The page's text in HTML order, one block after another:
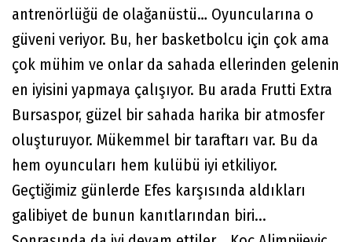
antrenörlüğü de olağanüstü… Oyuncularına o
güveni veriyor. Bu, her basketbolcu için çok ama
çok mühim ve onlar da sahada ellerinden gelenin
en iyisini yapmaya çalışıyor. Bu arada Frutti Extra
Bursaspor, güzel bir sahada harika bir atmosfer
oluşturuyor. Mükemmel bir taraftarı var. Bu da
hem oyuncuları hem kulübü iyi etkiliyor.
Geçtiğimiz günlerde Efes karşısında aldıkları
galibiyet de bunun kanıtlarından biri...